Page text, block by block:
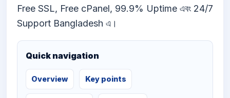
Free SSL, Free cPanel, 99.9% Uptime এবং 24/7
Support Bangladesh এ।
Quick navigation
Overview Key points